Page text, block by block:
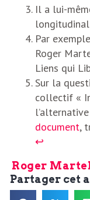
Il a lui-
Par
Roger
Liens qui
Sur la
collectif «
document,
↩︎
Roger
Partager cet